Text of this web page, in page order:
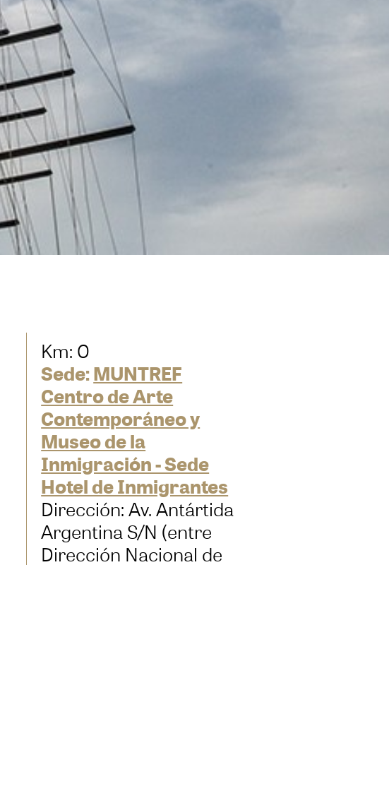
Km: 0
Sede:MUNTREF
Centro de Arte
Contemporáneo y
Museo de la
Inmigración - Sede
Hotel de Inmigrantes
Dirección: Av. Antártida
Argentina S/N (entre
Dirección Nacional de